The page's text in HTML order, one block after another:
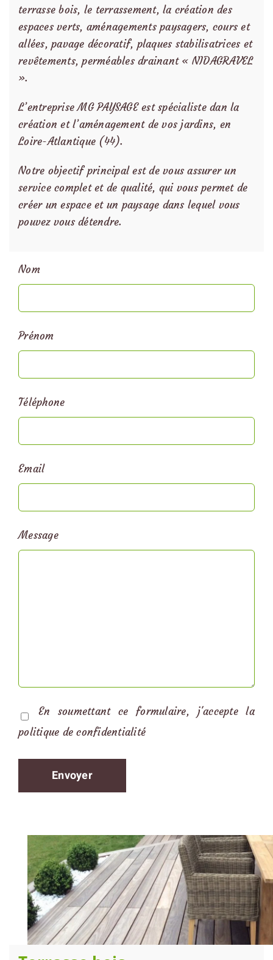
terrasse bois, le terrassement, la création des
espaces verts, aménagements paysagers, cours et
allées, pavage décoratif, plaques stabilisatrices et
revêtements, perméables drainant « NIDAGRAVEL
».
L’entreprise MG PAYSAGE est spécialiste dan la
création et l’aménagement de vos jardins, en
Loire-Atlantique (44).
Notre objectif principal est de vous assurer un
service complet et de qualité, qui vous permet de
créer un espace et un paysage dans lequel vous
pouvez vous détendre.
Nom
Prénom
Téléphone
Email
Message
En soumettant ce formulaire, j'accepte la
politique de confidentialité